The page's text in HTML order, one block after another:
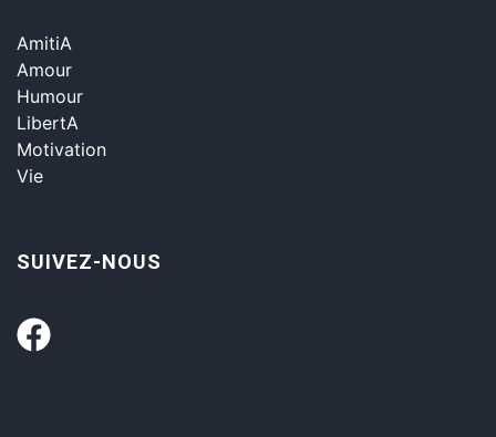
AmitiA
Amour
Humour
LibertA
Motivation
Vie
SUIVEZ-NOUS